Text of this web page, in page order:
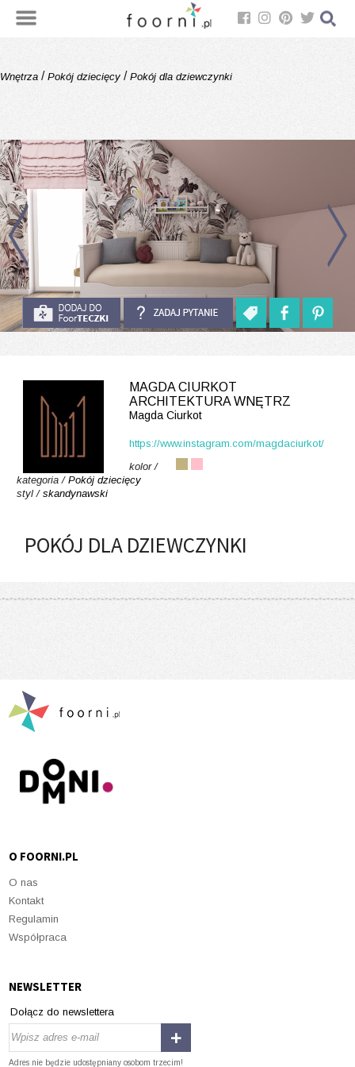
Wnętrza / Pokój dziecięcy / Pokój dla dziewczynki
MAGDA CIURKOT
ARCHITEKTURA WNĘTRZ
Magda Ciurkot
https://www.instagram.com/magdaciurkot/
kolor /
kategoria / Pokój dziecięcy
styl / skandynawski
POKÓJ DLA DZIEWCZYNKI
O FOORNI.PL
O nas
Kontakt
Regulamin
Współpraca
NEWSLETTER
Dołącz do newslettera
Adres nie będzie udostępniany osobom trzecim!